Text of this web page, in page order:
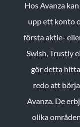
Hos Avanza
upp ett konto
första aktie-
Swish, Trustly
gör detta
redo att
Avanza. De
olika